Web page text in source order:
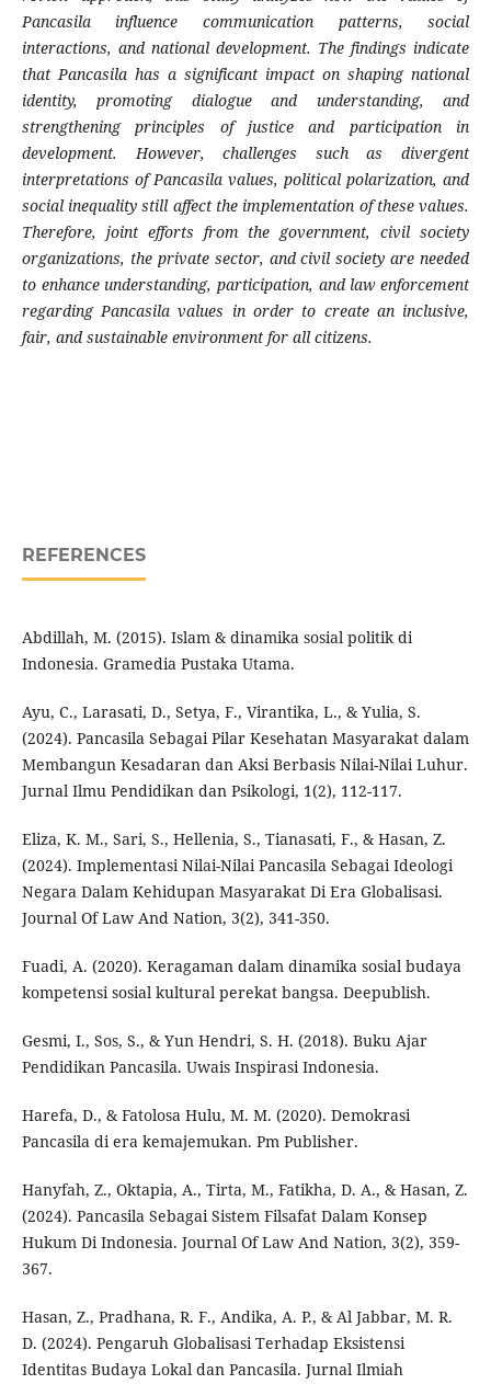
Pancasila influence communication patterns, social
interactions, and national development. The findings indicate
that Pancasila has a significant impact on shaping national
identity, promoting dialogue and understanding, and
strengthening principles of justice and participation in
development. However, challenges such as divergent
interpretations of Pancasila values, political polarization, and
social inequality still affect the implementation of these values.
Therefore, joint efforts from the government, civil society
organizations, the private sector, and civil society are needed
to enhance understanding, participation, and law enforcement
regarding Pancasila values in order to create an inclusive,
fair, and sustainable environment for all citizens.
REFERENCES
Abdillah, M. (2015). Islam & dinamika sosial politik di
Indonesia. Gramedia Pustaka Utama.
Ayu, C., Larasati, D., Setya, F., Virantika, L., & Yulia, S.
(2024). Pancasila Sebagai Pilar Kesehatan Masyarakat dalam
Membangun Kesadaran dan Aksi Berbasis Nilai-Nilai Luhur.
Jurnal Ilmu Pendidikan dan Psikologi, 1(2), 112-117.
Eliza, K. M., Sari, S., Hellenia, S., Tianasati, F., & Hasan, Z.
(2024). Implementasi Nilai-Nilai Pancasila Sebagai Ideologi
Negara Dalam Kehidupan Masyarakat Di Era Globalisasi.
Journal Of Law And Nation, 3(2), 341-350.
Fuadi, A. (2020). Keragaman dalam dinamika sosial budaya
kompetensi sosial kultural perekat bangsa. Deepublish.
Gesmi, I., Sos, S., & Yun Hendri, S. H. (2018). Buku Ajar
Pendidikan Pancasila. Uwais Inspirasi Indonesia.
Harefa, D., & Fatolosa Hulu, M. M. (2020). Demokrasi
Pancasila di era kemajemukan. Pm Publisher.
Hanyfah, Z., Oktapia, A., Tirta, M., Fatikha, D. A., & Hasan, Z.
(2024). Pancasila Sebagai Sistem Filsafat Dalam Konsep
Hukum Di Indonesia. Journal Of Law And Nation, 3(2), 359-
367.
Hasan, Z., Pradhana, R. F., Andika, A. P., & Al Jabbar, M. R.
D. (2024). Pengaruh Globalisasi Terhadap Eksistensi
Identitas Budaya Lokal dan Pancasila. Jurnal Ilmiah